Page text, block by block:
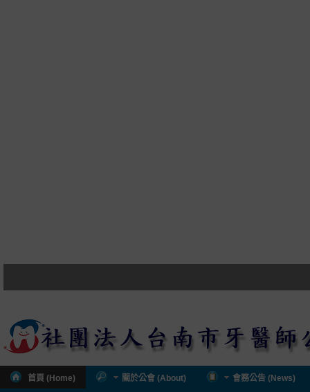
首頁 (Home) 關於公會 (About) 會務公告 (News)